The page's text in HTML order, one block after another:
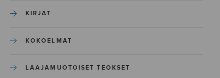
KIRJAT
KOKOELMAT
LAAJAMUOTOISET TEOKSET